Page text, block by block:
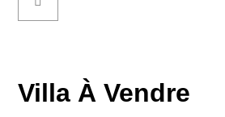
Villa À Vendre